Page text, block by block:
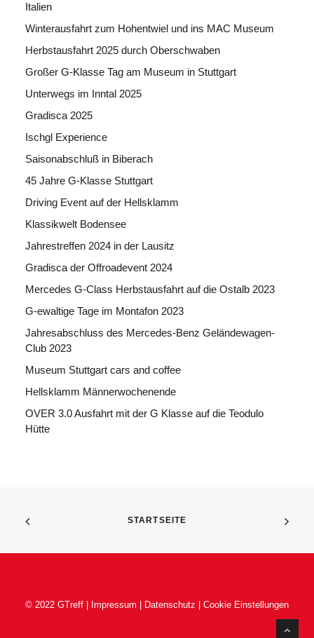
Italien
Winterausfahrt zum Hohentwiel und ins MAC Museum
Herbstausfahrt 2025 durch Oberschwaben
Großer G-Klasse Tag am Museum in Stuttgart
Unterwegs im Inntal 2025
Gradisca 2025
Ischgl Experience
Saisonabschluß in Biberach
45 Jahre G-Klasse Stuttgart
Driving Event auf der Hellsklamm
Klassikwelt Bodensee
Jahrestreffen 2024 in der Lausitz
Gradisca der Offroadevent 2024
Mercedes G-Class Herbstausfahrt auf die Ostalb 2023
G-ewaltige Tage im Montafon 2023
Jahresabschluss des Mercedes-Benz Geländewagen-
Club 2023
Museum Stuttgart cars and coffee
Hellsklamm Männerwochenende
OVER 3.0 Ausfahrt mit der G Klasse auf die Teodulo
Hütte
STARTSEITE
© 2022 GTreff | Impressum Datenschutz Cookie Einstellungen